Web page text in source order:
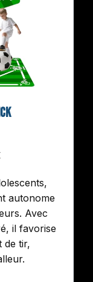
autonome
Avec
il favorise
de tir,